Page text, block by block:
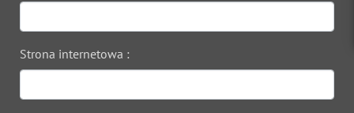
Strona internetowa :